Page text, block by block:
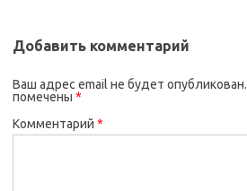
Добавить комментарий
Ваш адрес email не будет опубликован.
помечены *
Комментарий *